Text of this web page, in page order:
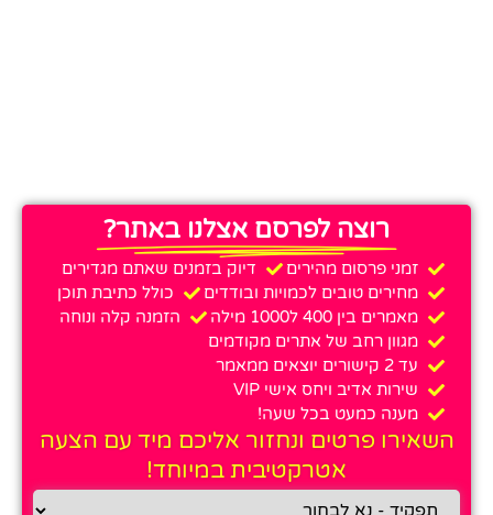
רוצה לפרסם אצלנו באתר?
זמני פרסום מהירים
דיוק בזמנים שאתם מגדירים
מחירים טובים לכמויות ובודדים
כולל כתיבת תוכן
מאמרים בין 400 ל1000 מילה
הזמנה קלה ונוחה
מגוון רחב של אתרים מקודמים
עד 2 קישורים יוצאים ממאמר
שירות אדיב ויחס אישי VIP
מענה כמעט בכל שעה!
השאירו פרטים ונחזור אליכם מיד עם הצעה
אטרקטיבית במיוחד!